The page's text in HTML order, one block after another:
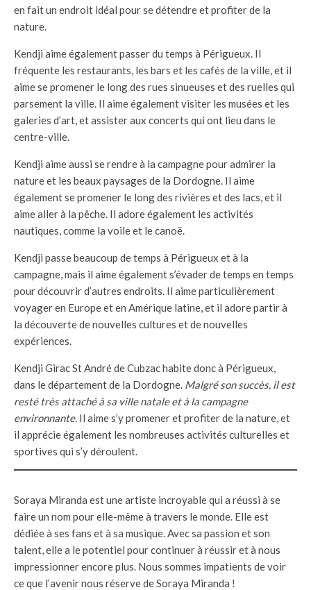
en fait un endroit idéal pour se détendre et profiter de la
nature.
Kendji aime également passer du temps à Périgueux. Il
fréquente les restaurants, les bars et les cafés de la ville, et il
aime se promener le long des rues sinueuses et des ruelles qui
parsement la ville. Il aime également visiter les musées et les
galeries d’art, et assister aux concerts qui ont lieu dans le
centre-ville.
Kendji aime aussi se rendre à la campagne pour admirer la
nature et les beaux paysages de la Dordogne. Il aime
également se promener le long des rivières et des lacs, et il
aime aller à la pêche. Il adore également les activités
nautiques, comme la voile et le canoë.
Kendji passe beaucoup de temps à Périgueux et à la
campagne, mais il aime également s’évader de temps en temps
pour découvrir d’autres endroits. Il aime particulièrement
voyager en Europe et en Amérique latine, et il adore partir à
la découverte de nouvelles cultures et de nouvelles
expériences.
Kendji Girac St André de Cubzac habite donc à Périgueux,
dans le département de la Dordogne. Malgré son succès, il est
resté très attaché à sa ville natale et à la campagne
environnante. Il aime s’y promener et profiter de la nature, et
il apprécie également les nombreuses activités culturelles et
sportives qui s’y déroulent.
Soraya Miranda est une artiste incroyable qui a réussi à se
faire un nom pour elle-même à travers le monde. Elle est
dédiée à ses fans et à sa musique. Avec sa passion et son
talent, elle a le potentiel pour continuer à réussir et à nous
impressionner encore plus. Nous sommes impatients de voir
ce que l’avenir nous réserve de Soraya Miranda !